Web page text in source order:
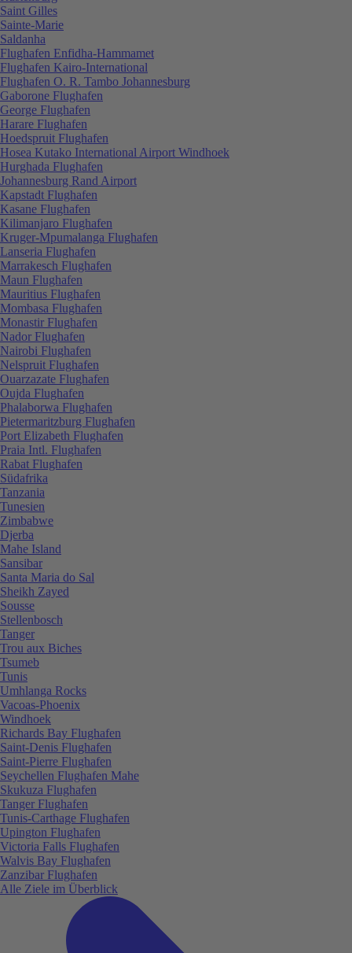
Saint Gilles
Sainte-Marie
Saldanha
Flughafen Enfidha-Hammamet
Flughafen Kairo-International
Flughafen O. R. Tambo Johannesburg
Gaborone Flughafen
George Flughafen
Harare Flughafen
Hoedspruit Flughafen
Hosea Kutako International Airport Windhoek
Hurghada Flughafen
Johannesburg Rand Airport
Kapstadt Flughafen
Kasane Flughafen
Kilimanjaro Flughafen
Kruger-Mpumalanga Flughafen
Lanseria Flughafen
Marrakesch Flughafen
Maun Flughafen
Mauritius Flughafen
Mombasa Flughafen
Monastir Flughafen
Nador Flughafen
Nairobi Flughafen
Nelspruit Flughafen
Ouarzazate Flughafen
Oujda Flughafen
Phalaborwa Flughafen
Pietermaritzburg Flughafen
Port Elizabeth Flughafen
Praia Intl. Flughafen
Rabat Flughafen
Südafrika
Tanzania
Tunesien
Zimbabwe
Djerba
Mahe Island
Sansibar
Santa Maria do Sal
Sheikh Zayed
Sousse
Stellenbosch
Tanger
Trou aux Biches
Tsumeb
Tunis
Umhlanga Rocks
Vacoas-Phoenix
Windhoek
Richards Bay Flughafen
Saint-Denis Flughafen
Saint-Pierre Flughafen
Seychellen Flughafen Mahe
Skukuza Flughafen
Tanger Flughafen
Tunis-Carthage Flughafen
Upington Flughafen
Victoria Falls Flughafen
Walvis Bay Flughafen
Zanzibar Flughafen
Alle Ziele im Überblick